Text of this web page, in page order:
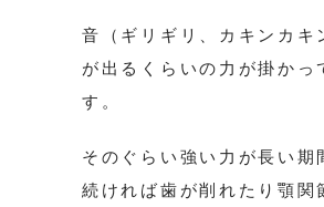
音（ギリギリ、カキンカキ
が出るくらいの力が掛かっ
す。
そのぐらい強い力が長い期
続ければ歯が削れたり顎関